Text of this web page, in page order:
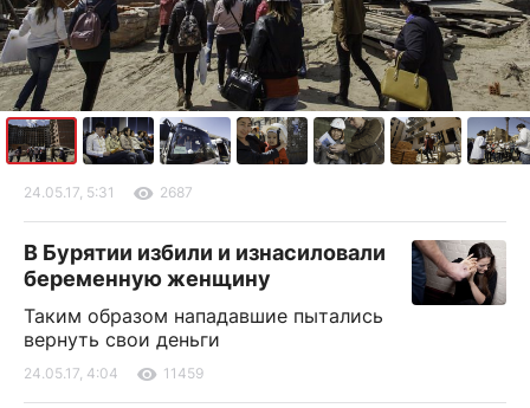
24.05.17, 5:31 2687
В Бурятии избили и изнасиловали
беременную женщину
Таким образом нападавшие пытались
вернуть свои деньги
24.05.17, 4:04 11459